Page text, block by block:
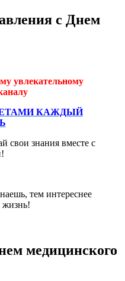
с Днем
увлекательному
КАЖДЫЙ
свои знания вместе с
тем интереснее
жизнь!
медицинского